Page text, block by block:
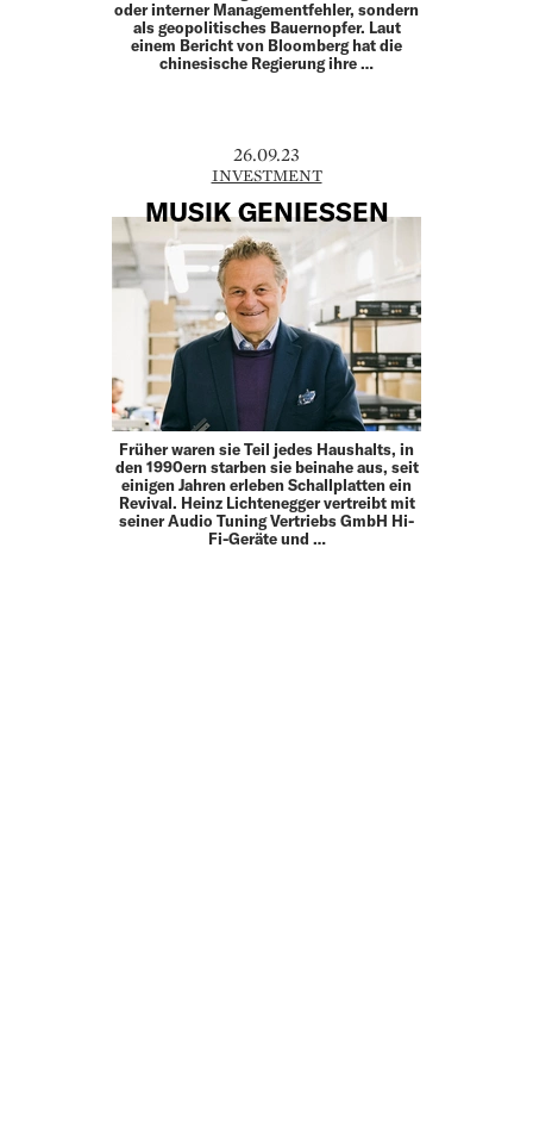
oder interner Managementfehler, sondern
als geopolitisches Bauernopfer. Laut
einem Bericht von Bloomberg hat die
chinesische Regierung ihre …
26.09.23
INVESTMENT
MUSIK GENIESSEN
Früher waren sie Teil jedes Haushalts, in
den 1990ern starben sie beinahe aus, seit
einigen Jahren erleben Schallplatten ein
Revival. Heinz Lichtenegger vertreibt mit
seiner Audio Tuning Vertriebs GmbH Hi-
Fi-Geräte und …